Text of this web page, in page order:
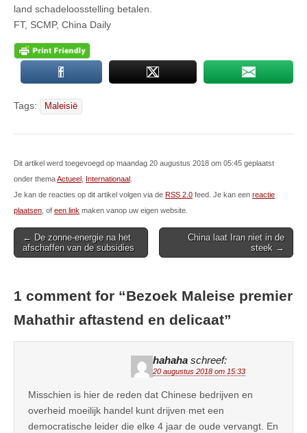
land schadeloosstelling betalen.
FT, SCMP, China Daily
Tags: Maleisië
Dit artikel werd toegevoegd op maandag 20 augustus 2018 om 05:45 geplaatst
onder themaActueel Internationaal
Je kan de reacties op dit artikel volgen via de RSS 2.0 feed. Je kan een reactie
plaatsen , of een link maken vanop uw eigen website.
Post
navigation
← De zonne-energie na het
afschaffen van de subsidies
China laat Iran niet in de
steek →
1 comment for “Bezoek Maleise premier
Mahathir aftastend en delicaat”
hahaha schreef:
20 augustus 2018 om 15:33
Misschien is hier de reden dat Chinese bedrijven en
overheid moeilijk handel kunt drijven met een
democratische leider die elke 4 jaar de oude vervangt. En